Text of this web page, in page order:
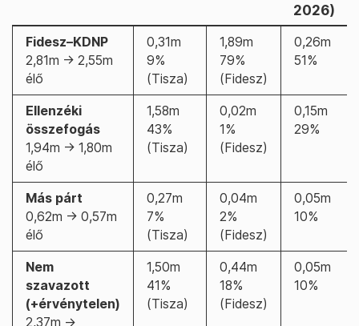
2026)
Fidesz–KDNP
2,81m → 2,55m
élő
0,31m
9%
(Tisza)
1,89m
79%
(Fidesz)
0,26m
51%
Ellenzéki
összefogás
1,94m → 1,80m
élő
1,58m
43%
(Tisza)
0,02m
1%
(Fidesz)
0,15m
29%
Más párt
0,62m → 0,57m
élő
0,27m
7%
(Tisza)
0,04m
2%
(Fidesz)
0,05m
10%
Nem
szavazott
(+érvénytelen)
2,37m →
1,50m
41%
(Tisza)
0,44m
18%
(Fidesz)
0,05m
10%